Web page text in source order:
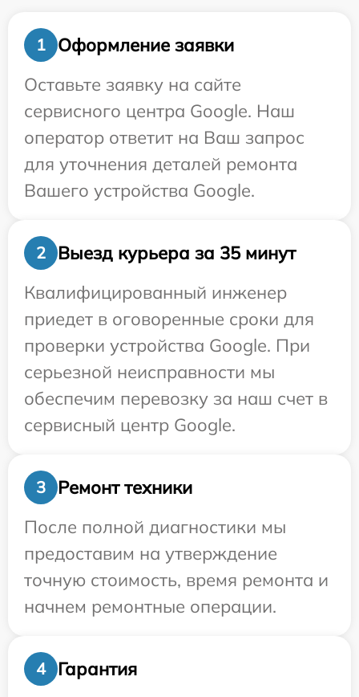
1
Оформление заявки
Оставьте заявку на сайте
сервисного центра Google. Наш
оператор ответит на Ваш запрос
для уточнения деталей ремонта
Вашего устройства Google.
2
Выезд курьера за 35 минут
Квалифицированный инженер
приедет в оговоренные сроки для
проверки устройства Google. При
серьезной неисправности мы
обеспечим перевозку за наш счет в
сервисный центр Google.
3
Ремонт техники
После полной диагностики мы
предоставим на утверждение
точную стоимость, время ремонта и
начнем ремонтные операции.
4 Гарантия